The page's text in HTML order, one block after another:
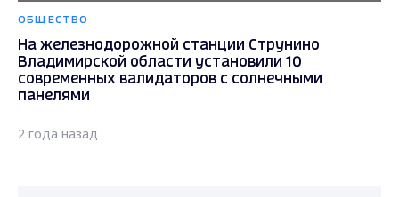
ОБЩЕСТВО
На железнодорожной станции Струнино
Владимирской области установили 10
современных валидаторов с солнечными
панелями
2 года назад